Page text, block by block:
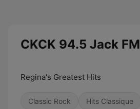
CKCK 94.5 Jack FM
Regina's Greatest Hits
Classic Rock Hits Classique